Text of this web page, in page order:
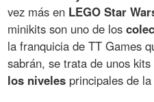
vez más en LEGO Star
minikits son uno de los
la franquicia de TT Games
sabrán, se trata de unos
los niveles principales de